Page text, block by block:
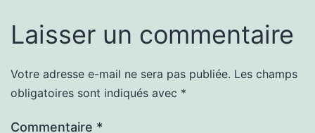
Laisser un commentaire
Votre adresse e-mail ne sera pas publiée. Les champs
obligatoires sont indiqués avec *
Commentaire *